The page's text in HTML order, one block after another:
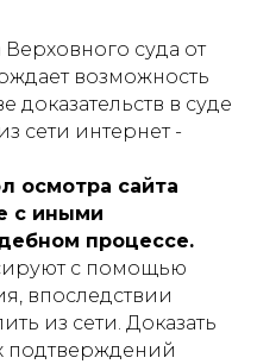
суда от
возможность
доказательств в суде
сети интернет -
осмотра сайта
с иными
процессе.
с помощью
впоследствии
из сети. Доказать
подтверждений